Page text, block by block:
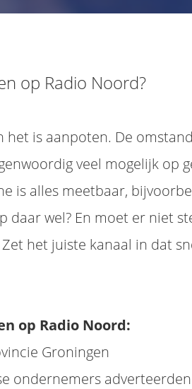
op Radio Noord?
het is aanpoten. De
veel mogelijk op
is alles meetbaar,
daar wel? En moet er niet
het juiste kanaal in dat
op Radio Noord:
Groningen
ondernemers